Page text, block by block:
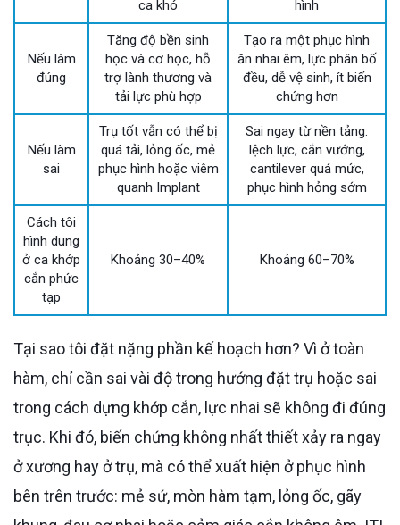
ca khó hình
Nếu làm
đúng
Tăng độ bền sinh
học và cơ học, hỗ
trợ lành thương và
tải lực phù hợp
Tạo ra một phục hình
ăn nhai êm, lực phân bố
đều, dễ vệ sinh, ít biến
chứng hơn
Nếu làm
sai
Trụ tốt vẫn có thể bị
quá tải, lỏng ốc, mẻ
phục hình hoặc viêm
quanh Implant
Sai ngay từ nền tảng:
lệch lực, cắn vướng,
cantilever quá mức,
phục hình hỏng sớm
Cách tôi
hình dung
ở ca khớp
cắn phức
tạp
Khoảng 30–40% Khoảng 60–70%
Tại sao tôi đặt nặng phần kế hoạch hơn? Vì ở toàn
hàm, chỉ cần sai vài độ trong hướng đặt trụ hoặc sai
trong cách dựng khớp cắn, lực nhai sẽ không đi đúng
trục. Khi đó, biến chứng không nhất thiết xảy ra ngay
ở xương hay ở trụ, mà có thể xuất hiện ở phục hình
bên trên trước: mẻ sứ, mòn hàm tạm, lỏng ốc, gãy